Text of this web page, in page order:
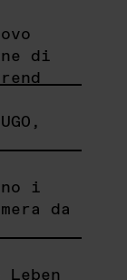
di
i
da
Leben